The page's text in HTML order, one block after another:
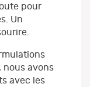
pour
Un
nous avons
avec les